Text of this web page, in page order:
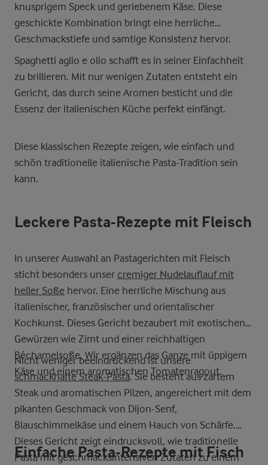
knusprigem Speck und geriebenem Käse. Diese
geschickte Kombination bringt eine herrliche
Geschmackstiefe und samtige Konsistenz hervor.
Spaghetti aglio e olio schafft es in seiner Einfachheit
zu brillieren. Mit nur wenigen Zutaten entsteht ein
Gericht, das durch seine Aromen besticht und die
Essenz der italienischen Küche perfekt einfängt.
Diese klassischen Rezepte zeigen, wie einfach und
schön traditionelle italienische Pasta-Tradition sein
kann.
Leckere Pasta-Rezepte mit Fleisch
In unserer Auswahl an Pastagerichten mit Fleisch
sticht besonders unser cremiger Nudelauflauf mit
heller Soße hervor. Eine herrliche Mischung aus
italienischer, französischer und orientalischer
Kochkunst. Dieses Gericht bezaubert mit exotischen
Gewürzen wie Zimt und einer reichhaltigen
Béchamelsoße. Wir ergänzen das Ganze mit üppigem
Käse und einem aromatischen Tomatenragout.
Nicht weniger beeindruckend ist unsere
schmackhafte Steak-Pasta. Sie besteht aus zartem
Steak und aromatischen Pilzen, angereichert mit dem
pikanten Geschmack von Dijon-Senf,
Blauschimmelkäse und einem Hauch von Schärfe.
Dieses Gericht zeigt eindrucksvoll, wie traditionelle
Pasta mit geschmacksintensiven Zutaten zu einem
Einfache Pasta-Rezepte mit Fisch